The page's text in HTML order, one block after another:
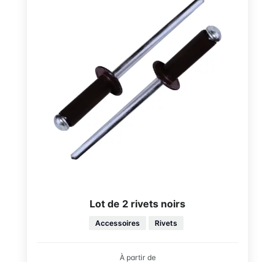
Lot de 2 rivets noirs
Accessoires Rivets
À partir de